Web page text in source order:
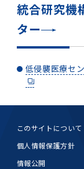
統合研究機
ター
低侵襲医療セ
このサイトについて
個人情報保護方針
情報公開